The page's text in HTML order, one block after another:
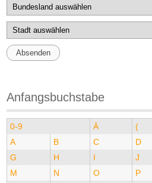
Anfangsbuchstabe
0-9 Ä
(
A
B C D
G
H I J
M
N O P